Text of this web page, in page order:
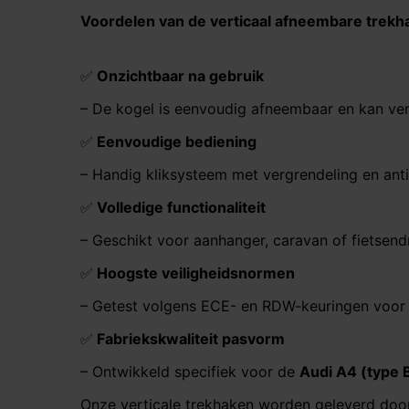
Voordelen van de verticaal afneembare
✅ Onzichtbaar na gebruik
– De kogel is eenvoudig afneembaar en kan
✅ Eenvoudige bediening
– Handig kliksysteem met vergrendeling en
✅ Volledige functionaliteit
– Geschikt voor aanhanger, caravan of
✅ Hoogste veiligheidsnormen
– Getest volgens ECE- en RDW-keuringen
✅ Fabriekskwaliteit pasvorm
– Ontwikkeld specifiek voor de Audi A4 (type
Onze verticale trekhaken worden geleverd